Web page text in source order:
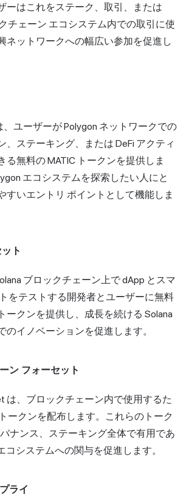
ーはこれをステーク、取引、または
チェーン エコシステム内での取引に使
ネットワークへの幅広い参加を促進し
、ユーザーが Polygon ネットワークでの
、ステーキング、または DeFi アクティ
る無料の MATIC トークンを提供しま
エコシステムを探索したい人にと
すいエントリ ポイントとして機能しま
ト
ブロックチェーン上で dApp とスマ
をテストする開発者とユーザーに無料
ークンを提供し、成長を続ける Solana
のイノベーションを促進します。
ン フォーセット
は、ブロックチェーン内で使用するた
ークンを配布します。これらのトーク
ナンス、ステーキング全体で有用であ
コシステムへの関与を促進します。
ライ